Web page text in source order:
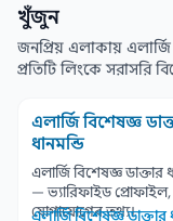
খুঁজুন
জনপ্রিয় এলাকায়
প্রতিটি লিংকে সরাসরি
এলার্জি বিশেষজ্ঞ
ধানমন্ডি
এলার্জি বিশেষজ্ঞ ডাক্তার
— ভ্যারিফাইড প্রোফাইল, চেম্বার ও
যোগাযোগের তথ্য।
এলার্জি বিশেষজ্ঞ ডাক্তার